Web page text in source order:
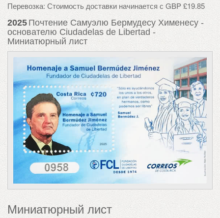
Перевозка: Стоимость доставки начинается с GBP £19.85
2025 Почтение Самуэлю Бермудесу Хименесу -
основателю Ciudadelas de Libertad -
Миниатюрный лист
Миниатюрный лист